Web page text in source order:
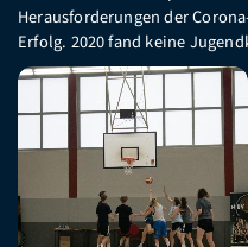
Herausforderungen der
Erfolg. 2020 fand keine